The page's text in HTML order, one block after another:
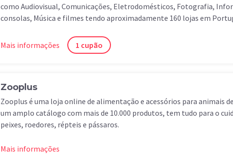
como Audiovisual, Comunicações, Eletrodomésticos, Fotografia,
consolas, Música e filmes tendo aproximadamente 160 lojas em
Mais informações 1 cupão
Zooplus
Zooplus é uma loja online de alimentação e acessórios para animais
um amplo catálogo com mais de 10.000 produtos, tem tudo para o
peixes, roedores, répteis e pássaros.
Mais informações